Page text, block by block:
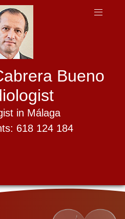
Bueno
in Málaga
618 124 184